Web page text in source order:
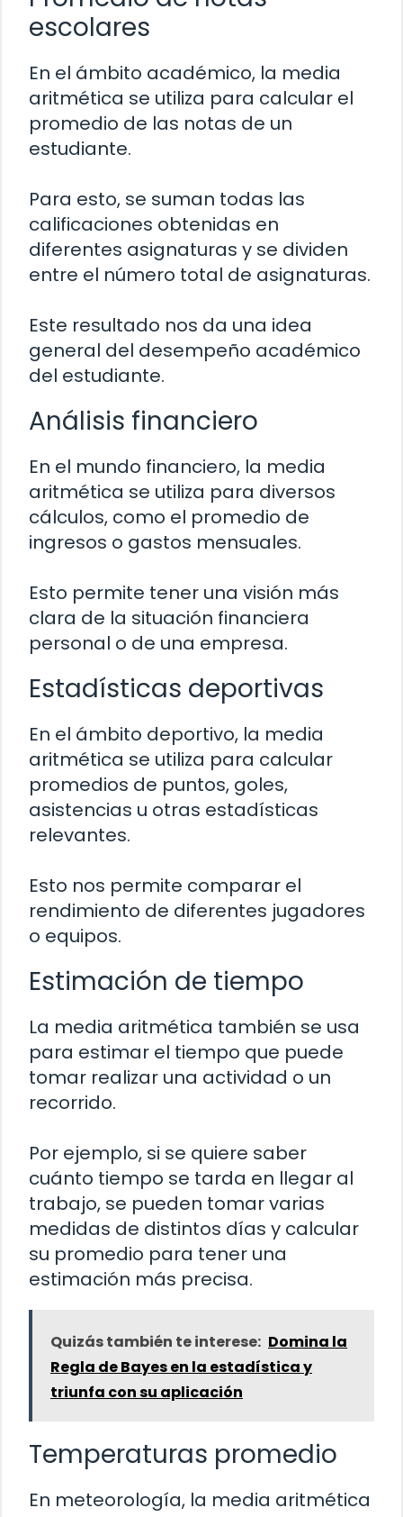
escolares
En el ámbito académico, la media
aritmética se utiliza para calcular el
promedio de las notas de un
estudiante.
Para esto, se suman todas las
calificaciones obtenidas en
diferentes asignaturas y se dividen
entre el número total de asignaturas.
Este resultado nos da una idea
general del desempeño académico
del estudiante.
Análisis financiero
En el mundo financiero, la media
aritmética se utiliza para diversos
cálculos, como el promedio de
ingresos o gastos mensuales.
Esto permite tener una visión más
clara de la situación financiera
personal o de una empresa.
Estadísticas deportivas
En el ámbito deportivo, la media
aritmética se utiliza para calcular
promedios de puntos, goles,
asistencias u otras estadísticas
relevantes.
Esto nos permite comparar el
rendimiento de diferentes jugadores
o equipos.
Estimación de tiempo
La media aritmética también se usa
para estimar el tiempo que puede
tomar realizar una actividad o un
recorrido.
Por ejemplo, si se quiere saber
cuánto tiempo se tarda en llegar al
trabajo, se pueden tomar varias
medidas de distintos días y calcular
su promedio para tener una
estimación más precisa.
Quizás también te interese: Domina la
Regla de Bayes en la estadística y
triunfa con su aplicación
Temperaturas promedio
En meteorología, la media aritmética